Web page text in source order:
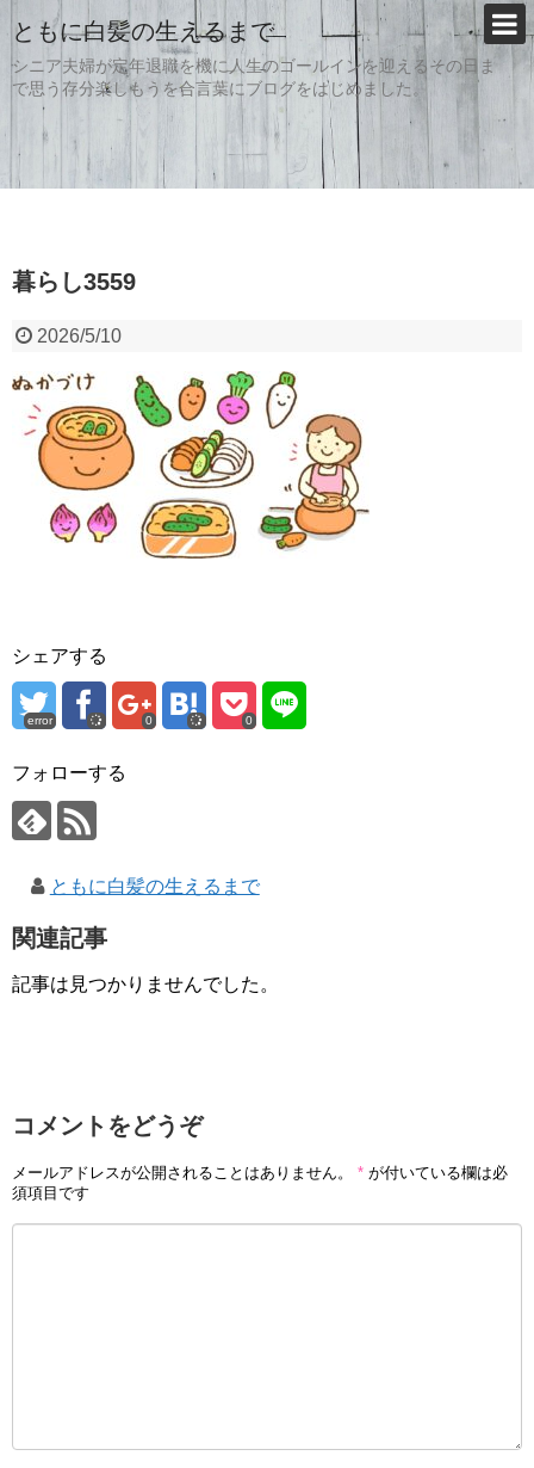
ともに白髪の生えるまで
シニア夫婦が定年退職を機に人生のゴールインを迎えるその日ま
で思う存分楽しもうを合言葉にブログをはじめました。
暮らし3559
2026/5/10
シェアする
error 0 0
フォローする
ともに白髪の生えるまで
関連記事
記事は見つかりませんでした。
コメントをどうぞ
メールアドレスが公開されることはありません。 * が付いている欄は必
須項目です